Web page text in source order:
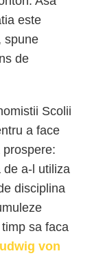
este
spune
de
Scolii
a face
a-l utiliza
disciplina
sa faca
von